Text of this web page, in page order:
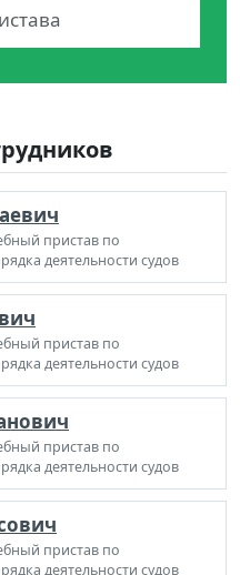
пристав по
деятельности судов
пристав по
деятельности судов
пристав по
деятельности судов
пристав по
деятельности судов